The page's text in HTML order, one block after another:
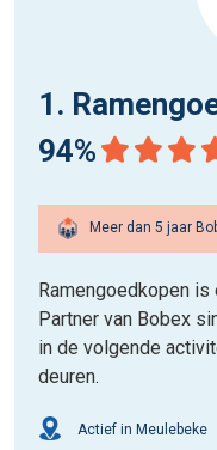
1.
94%
Meer dan 5 jaar
Ramengoedkopen
Partner van Bobex
in de volgende
deuren.
Actief in Meulebeke